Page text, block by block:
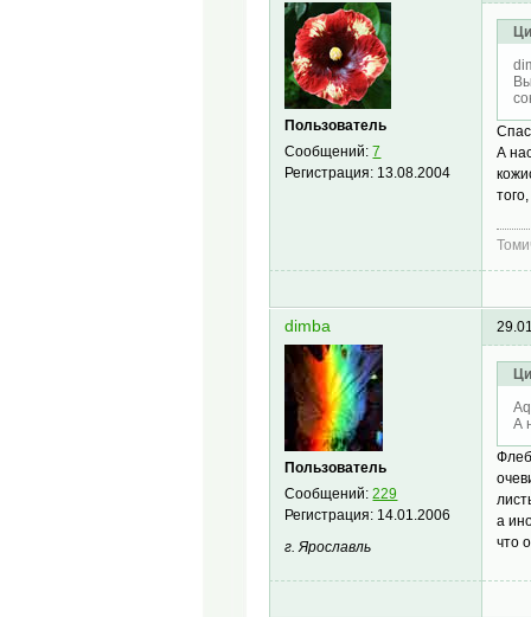
Пользователь
Сообщений:7
Регистрация: 13.08.2004
А
dimba
Пользователь
Сообщений:229
Регистрация: 14.01.2006
г. Ярославль
А
а
что